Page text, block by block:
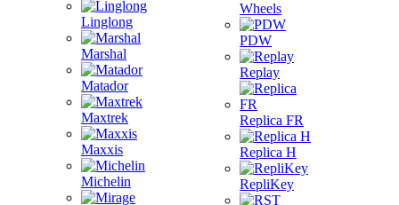
Linglong
Marshal
Matador
Maxtrek
Maxxis
Michelin
Wheels
PDW
Replay
Replica FR
Replica H
RepliKey